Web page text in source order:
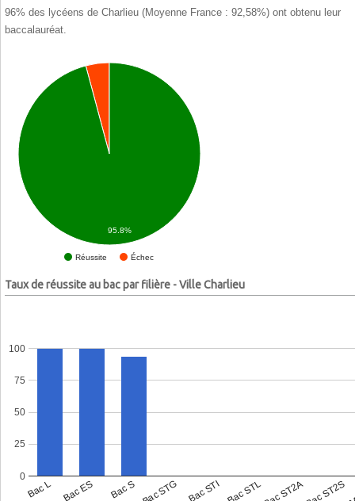
96% des lycéens de Charlieu (Moyenne France : 92,58%) ont obtenu leur
baccalauréat.
Réussite Échec
95.8%
Taux de réussite au bac par filière - Ville Charlieu
Bac L Bac ES Bac S Bac STG Bac STI Bac STLBac ST2ABac ST2S
0
25
50
75
100